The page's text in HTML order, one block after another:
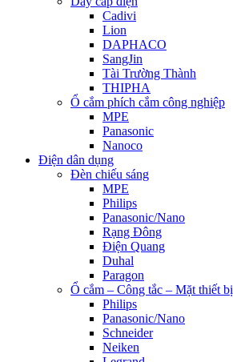
Cadivi
Lion
DAPHACO
SangJin
Tài Trường Thành
THIPHA
Ổ cắm phích cắm công nghiệp
MPE
Panasonic
Nanoco
Điện dân dụng
Đèn chiếu sáng
MPE
Philips
Panasonic/Nano
Rạng Đông
Điện Quang
Duhal
Paragon
Ổ cắm – Công tắc – Mặt thiết bị
Philips
Panasonic/Nano
Schneider
Neiken